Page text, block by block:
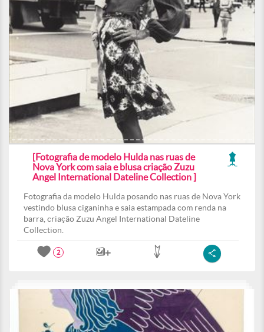
[Fotografia de modelo Hulda nas ruas de
Nova York com saia e blusa criação Zuzu
Angel International Dateline Collection ]
Fotografia da modelo Hulda posando nas ruas de Nova York
vestindo blusa ciganinha e saia estampada com renda na
barra, criação Zuzu Angel International Dateline
Collection.
2